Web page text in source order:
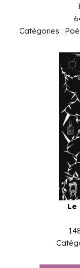
Catégories :
Le